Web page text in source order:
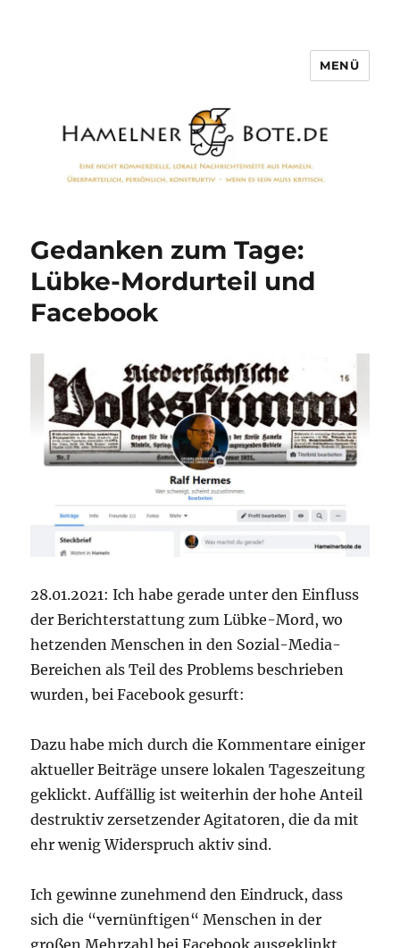
MENÜ
Gedanken zum Tage:
Lübke-Mordurteil und
Facebook
28.01.2021: Ich habe gerade unter den Einfluss
der Berichterstattung zum Lübke-Mord, wo
hetzenden Menschen in den Sozial-Media-
Bereichen als Teil des Problems beschrieben
wurden, bei Facebook gesurft:
Dazu habe mich durch die Kommentare einiger
aktueller Beiträge unsere lokalen Tageszeitung
geklickt. Auffällig ist weiterhin der hohe Anteil
destruktiv zersetzender Agitatoren, die da mit
ehr wenig Widerspruch aktiv sind.
Ich gewinne zunehmend den Eindruck, dass
sich die “vernünftigen“ Menschen in der
großen Mehrzahl bei Facebook ausgeklinkt